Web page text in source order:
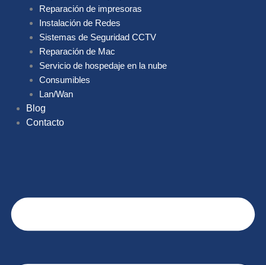
Reparación de impresoras
Instalación de Redes
Sistemas de Seguridad CCTV
Reparación de Mac
Servicio de hospedaje en la nube
Consumibles
Lan/Wan
Blog
Contacto